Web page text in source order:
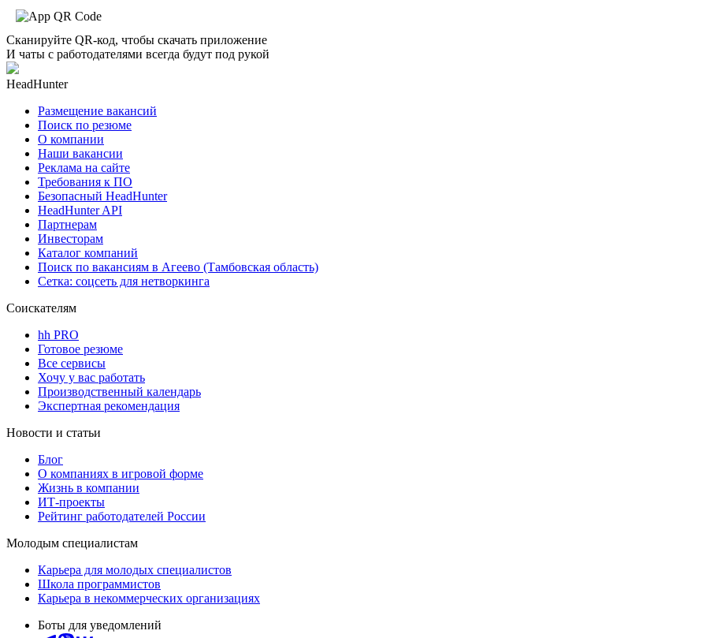
Сканируйте QR-код, чтобы скачать приложение
И чаты с работодателями всегда будут под рукой
HeadHunter
Размещение вакансий
Поиск по резюме
О компании
Наши вакансии
Реклама на сайте
Требования к ПО
Безопасный HeadHunter
HeadHunter API
Партнерам
Инвесторам
Каталог компаний
Поиск по вакансиям в Агеево (Тамбовская область)
Сетка: соцсеть для нетворкинга
Соискателям
hh PRO
Готовое резюме
Все сервисы
Хочу у вас работать
Производственный календарь
Экспертная рекомендация
Новости и статьи
Блог
О компаниях в игровой форме
Жизнь в компании
ИТ-проекты
Рейтинг работодателей России
Молодым специалистам
Карьера для молодых специалистов
Школа программистов
Карьера в некоммерческих организациях
Боты для уведомлений